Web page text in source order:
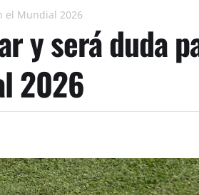
el Mundial 2026
y será duda
2026